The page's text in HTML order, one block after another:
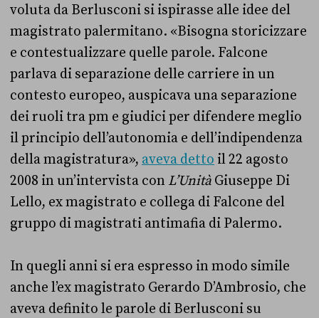
voluta da Berlusconi si ispirasse alle idee del
magistrato palermitano. «Bisogna storicizzare
e contestualizzare quelle parole. Falcone
parlava di separazione delle carriere in un
contesto europeo, auspicava una separazione
dei ruoli tra pm e giudici per difendere meglio
il principio dell’autonomia e dell’indipendenza
della magistratura», aveva detto il 22 agosto
2008 in un’intervista con L’Unità Giuseppe Di
Lello, ex magistrato e collega di Falcone del
gruppo di magistrati antimafia di Palermo.
In quegli anni si era espresso in modo simile
anche l’ex magistrato Gerardo D’Ambrosio, che
aveva definito le parole di Berlusconi su